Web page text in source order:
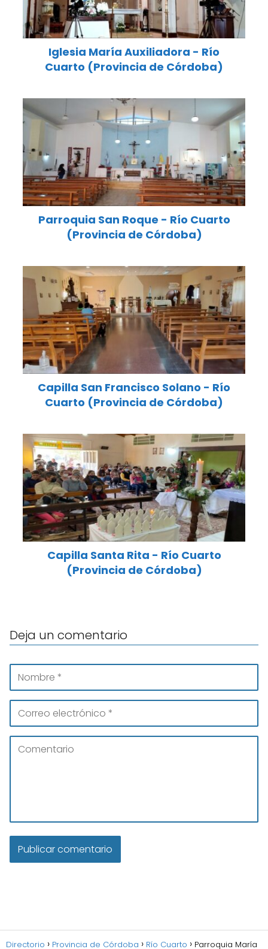
Iglesia María Auxiliadora - Río
Cuarto (Provincia de Córdoba)
Parroquia San Roque - Río Cuarto
(Provincia de Córdoba)
Capilla San Francisco Solano - Río
Cuarto (Provincia de Córdoba)
Capilla Santa Rita - Río Cuarto
(Provincia de Córdoba)
Deja un comentario
Directorio Provincia de Córdoba Río Cuarto Parroquia María